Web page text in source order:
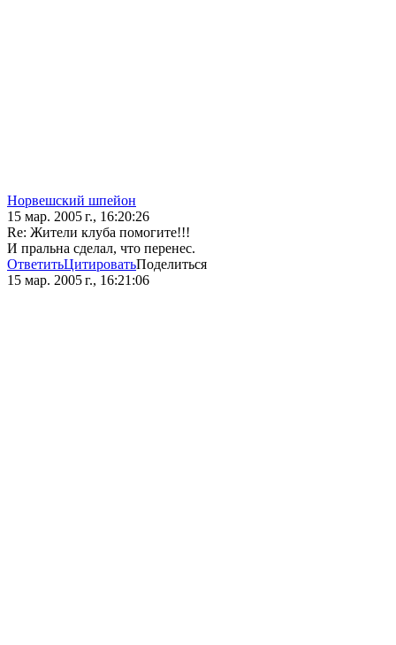
Норвешский шпейон
15 мар. 2005 г., 16:20:26
Re: Жители клуба помогите!!!
И пральна сделал, что перенес.
ОтветитьЦитироватьПоделиться
15 мар. 2005 г., 16:21:06